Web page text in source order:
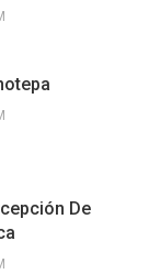
De